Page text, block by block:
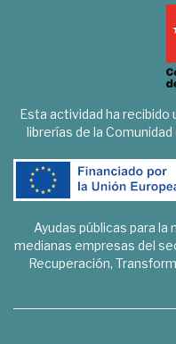
Esta actividad ha recibido
librerías de la
Ayudas públicas para
medianas empresas del
Recuperación,